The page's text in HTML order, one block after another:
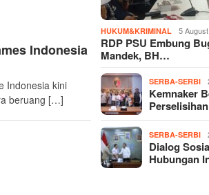
Indonesia
Indonesia kini
beruang […]
HUKUM&KRIMINAL 5
RDP PSU Embung
Mandek, BH…
SERBA-SERBI
Kemnaker
SERBA-SERBI
Dialog
Hubungan